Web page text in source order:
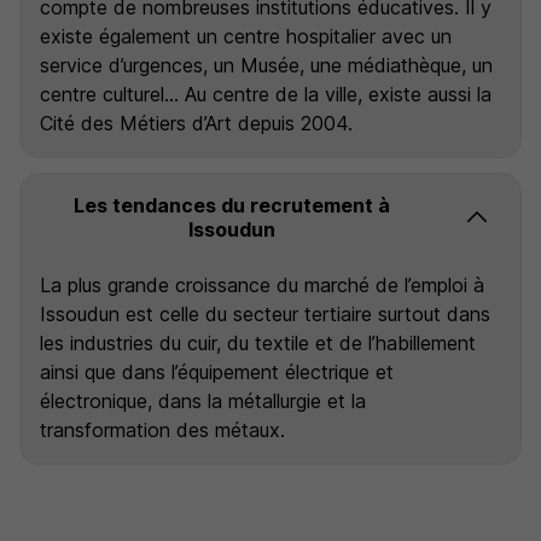
compte de nombreuses institutions éducatives. Il y
existe également un centre hospitalier avec un
service d’urgences, un Musée, une médiathèque, un
centre culturel… Au centre de la ville, existe aussi la
Cité des Métiers d’Art depuis 2004.
Les tendances du recrutement à
Issoudun
La plus grande croissance du marché de l’emploi à
Issoudun est celle du secteur tertiaire surtout dans
les industries du cuir, du textile et de l’habillement
ainsi que dans l’équipement électrique et
électronique, dans la métallurgie et la
transformation des métaux.